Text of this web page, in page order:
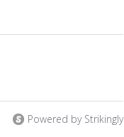
Powered by Strikingly